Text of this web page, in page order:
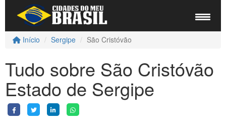
Início Sergipe São Cristóvão
Tudo sobre São Cristóvão
Estado de Sergipe